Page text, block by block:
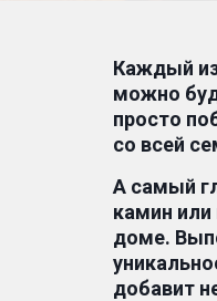
Каж­­­­­­­­дый
можно
просто
со всей
А самый
камин
доме.
добавит